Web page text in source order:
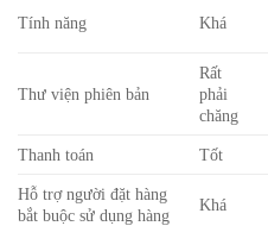
Tính năng Khá
Thư viện phiên bản
Rất
phải
chăng
Thanh toán Tốt
Hỗ trợ người đặt hàng
bắt buộc sử dụng hàng
Khá